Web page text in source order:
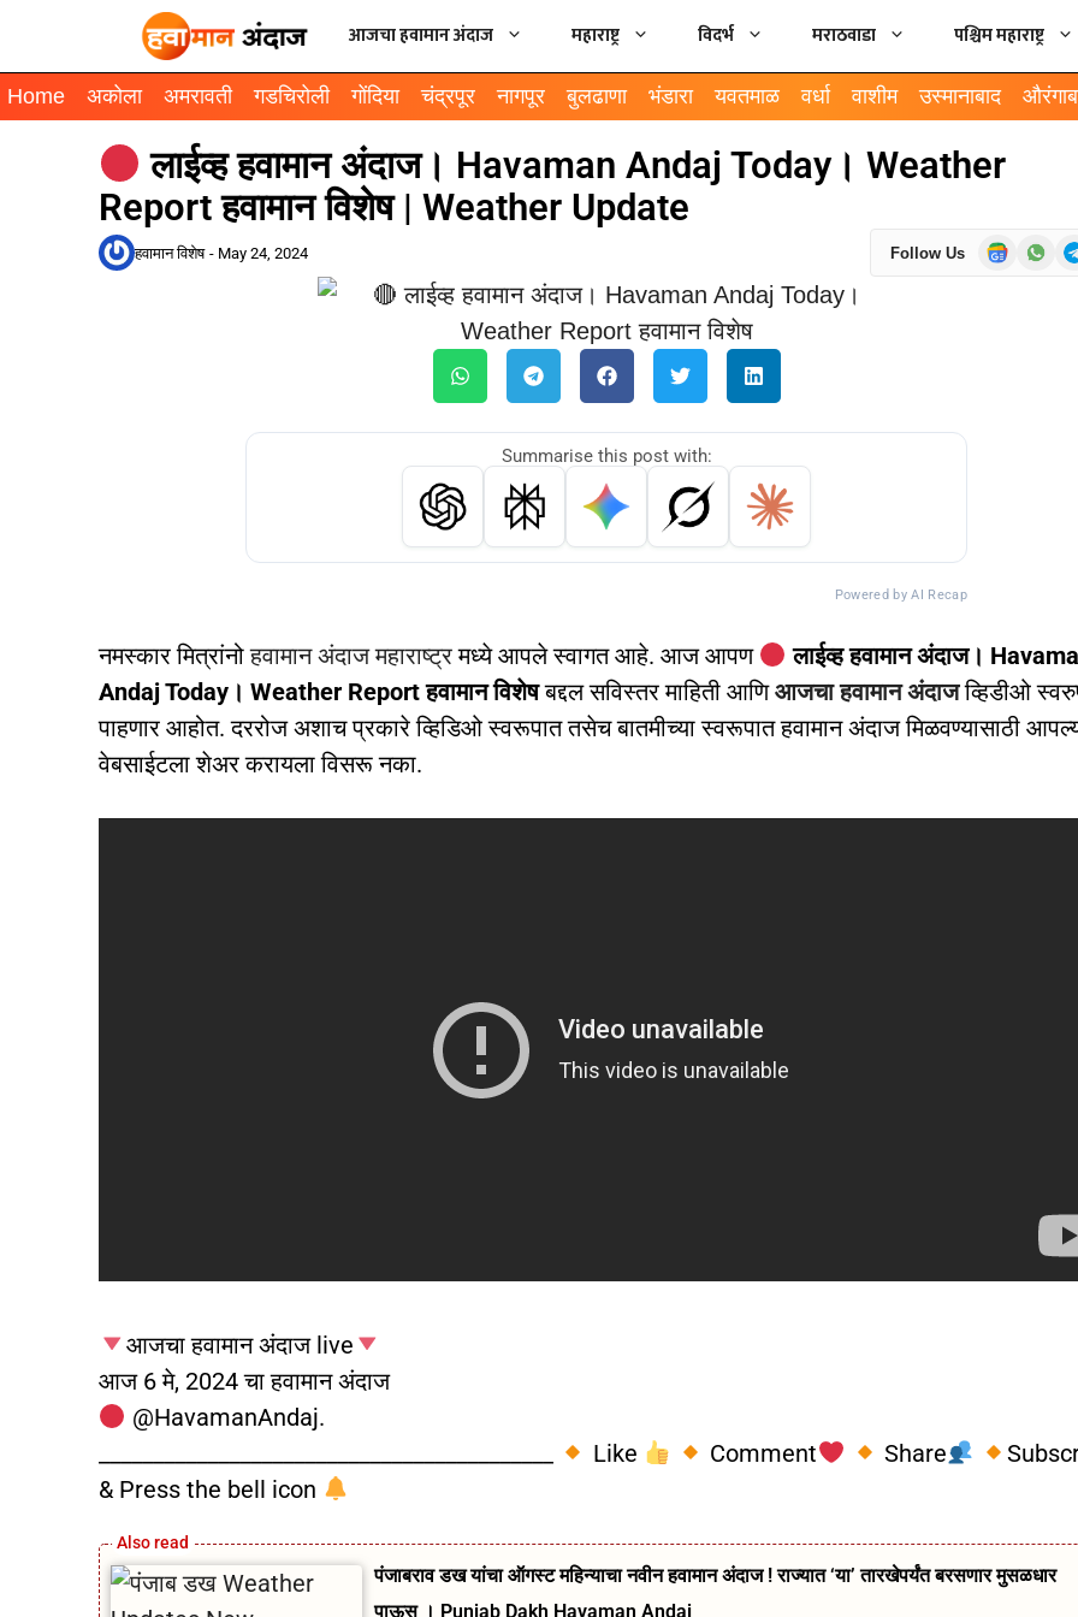
आजचा हवामान अंदाज महाराष्ट्र विदर्भ मराठवाडा पश्चिम महाराष्ट्र
Home अकोला अमरावती गडचिरोली गोंदिया चंद्रपूर नागपूर बुलढाणा भंडारा यवतमाळ वर्धा वाशीम उस्मानाबाद
लाईव्ह हवामान अंदाज। Havaman Andaj Today। Weather
Report हवामान विशेष | Weather Update
हवामान विशेष - May 24, 2024 Follow Us
Summarise this post with:
Powered by AI Recap
नमस्कार मित्रांनोहवामान अंदाज महाराष्ट्रमध्ये आपले स्वागत आहे. आज आपण
लाईव्ह हवामान अंदाज।
Andaj Today। Weather Report हवामान विशेषबद्दल सविस्तर माहिती आणिआजचा हवामान अंदाजव्हिडीओ
पाहणार आहोत. दररोज अशाच प्रकारे व्हिडिओ स्वरूपात तसेच बातमीच्या स्वरूपात हवामान अंदाज मिळवण्यासाठी
वेबसाईटला शेअर करायला विसरू नका.
आजचा हवामान अंदाज live
आज 6 मे, 2024 चा हवामान अंदाज
‎@HavamanAndaj.
Like Comment Share
& Press the bell icon
पंजाबराव डख यांचा ऑगस्ट महिन्याचा नवीन हवामान अंदाज ! राज्यात ‘या’ तारखेपर्यंत बरसणार मुसळधार
पाऊस । Punjab Dakh Havaman Andaj